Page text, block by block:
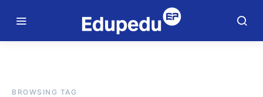
BROWSING TAG